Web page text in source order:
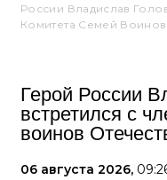
России Владислав
Комитета Семей Воинов
Герой России
встретился с
воинов
06 августа 2026,